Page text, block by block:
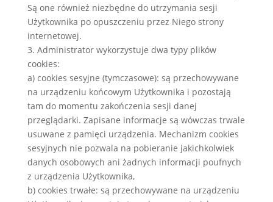
Są one również niezbędne do utrzymania sesji
Użytkownika po opuszczeniu przez Niego strony
internetowej.
3. Administrator wykorzystuje dwa typy plików
cookies:
a) cookies sesyjne (tymczasowe): są przechowywane
na urządzeniu końcowym Użytkownika i pozostają
tam do momentu zakończenia sesji danej
przeglądarki. Zapisane informacje są wówczas trwale
usuwane z pamięci urządzenia. Mechanizm cookies
sesyjnych nie pozwala na pobieranie jakichkolwiek
danych osobowych ani żadnych informacji poufnych
z urządzenia Użytkownika,
b) cookies trwałe: są przechowywane na urządzeniu